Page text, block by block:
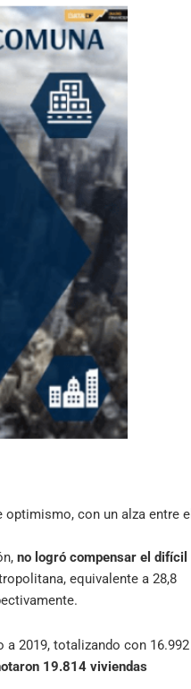
con un alza entre el
no logró compensar el difícil
equivalente a 28,8
a 2019, totalizando con 16.992
19.814 viviendas